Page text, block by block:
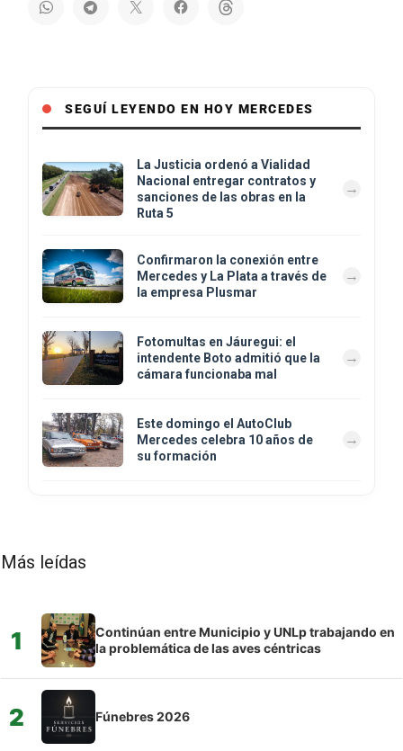
SEGUÍ LEYENDO EN HOY MERCEDES
La Justicia ordenó a Vialidad
Nacional entregar contratos y
sanciones de las obras en la
Ruta 5
Confirmaron la conexión entre
Mercedes y La Plata a través de
la empresa Plusmar
Fotomultas en Jáuregui: el
intendente Boto admitió que la
cámara funcionaba mal
Este domingo el AutoClub
Mercedes celebra 10 años de
su formación
Más leídas
1
Continúan entre Municipio y UNLp trabajando en
la problemática de las aves céntricas
2 Fúnebres 2026